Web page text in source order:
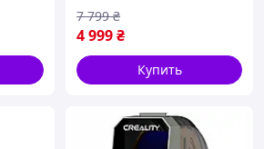
4 999₴
7 799 ₴
Купить